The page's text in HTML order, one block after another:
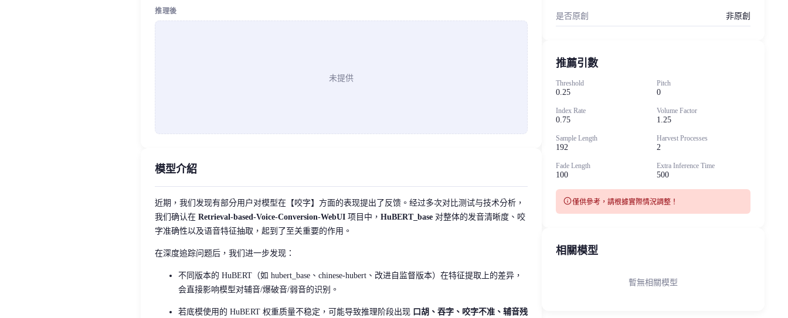
推理後
未提供
模型介紹
近期，我们发现有部分用户对模型在【咬字】方面的表现提出了反馈。经过多次对比测试与技术分析，
我们确认在 Retrieval-based-Voice-Conversion-WebUI 项目中， HuBERT_base 对整体的发音清晰度、咬
字准确性以及语音特征抽取，起到了至关重要的作用。
在深度追踪问题后，我们进一步发现：
不同版本的 HuBERT（如 hubert_base、chinese-hubert、改进自监督版本）在特征提取上的差异，
会直接影响模型对辅音/爆破音/弱音的识别。
若底模使用的 HuBERT 权重质量不稳定，可能导致推理阶段出现 口胡、吞字、咬字不准、辅音残
是否原創 非原創
推薦引數
Threshold
0.25
Pitch
0
Index Rate
0.75
Volume Factor
1.25
Sample Length
192
Harvest Processes
2
Fade Length
100
Extra Inference Time
500
info僅供參考，請根據實際情況調整！
相關模型
暫無相關模型